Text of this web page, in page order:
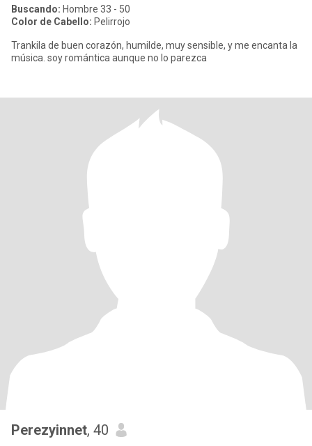
Buscando: Hombre 33 - 50
Color de Cabello: Pelirrojo
Trankila de buen corazón, humilde, muy sensible, y me encanta la
música. soy romántica aunque no lo parezca
Perezyinnet, 40